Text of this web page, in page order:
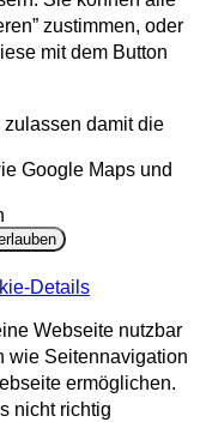
zustimmen, oder
mit dem Button
damit die
Google Maps und
Details
Webseite nutzbar
wie Seitennavigation
ermöglichen.
nicht richtig